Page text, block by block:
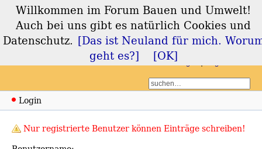
Forum Bauen und
Umwelt
Login
Nur registrierte Benutzer können Einträge schreiben!
Willkommen im Forum Bauen und Umwelt!
Auch bei uns gibt es natürlich Cookies und
Datenschutz. [Das ist Neuland für mich.
geht es?]
[OK]